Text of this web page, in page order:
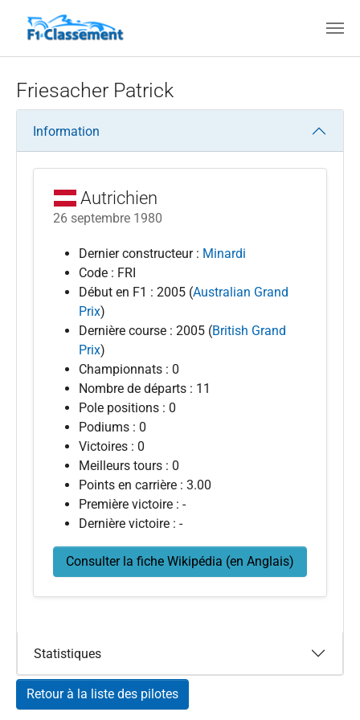
Friesacher Patrick
Information
Autrichien
26 septembre 1980
Dernier constructeur : Minardi
Code : FRI
Début en F1 : 2005 (Australian Grand
Prix)
Dernière course : 2005 (British Grand
Prix)
Championnats : 0
Nombre de départs : 11
Pole positions : 0
Podiums : 0
Victoires : 0
Meilleurs tours : 0
Points en carrière : 3.00
Première victoire : -
Dernière victoire : -
Consulter la fiche Wikipédia (en Anglais)
Statistiques
Retour à la liste des pilotes